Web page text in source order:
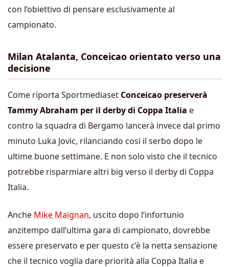
con l’obiettivo di pensare esclusivamente al
campionato.
Milan Atalanta, Conceicao orientato verso una
decisione
Come riporta Sportmediaset Conceicao preserverà
Tammy Abraham per il derby di Coppa Italia e
contro la squadra di Bergamo lancerà invece dal primo
minuto Luka Jovic, rilanciando cosi il serbo dopo le
ultime buone settimane. E non solo visto che il tecnico
potrebbe risparmiare altri big verso il derby di Coppa
Italia.
Anche Mike Maignan, uscito dopo l’infortunio
anzitempo dall’ultima gara di campionato, dovrebbe
essere preservato e per questo c’è la netta sensazione
che il tecnico voglia dare priorità alla Coppa Italia e